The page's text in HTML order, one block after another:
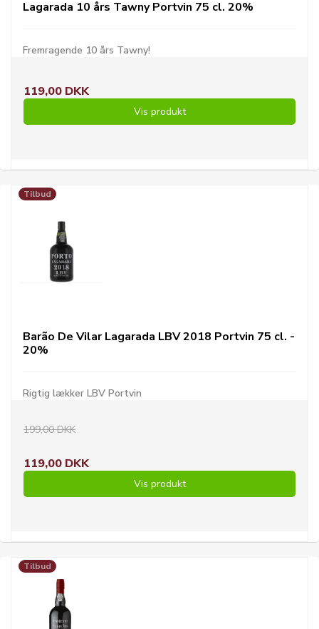
Lagarada 10 års Tawny Portvin 75 cl. 20%
Fremragende 10 års Tawny!
119,00 DKK
Vis produkt
Tilbud
Barão De Vilar Lagarada LBV 2018 Portvin 75 cl. -
20%
Rigtig lækker LBV Portvin
199,00 DKK
119,00 DKK
Vis produkt
Tilbud